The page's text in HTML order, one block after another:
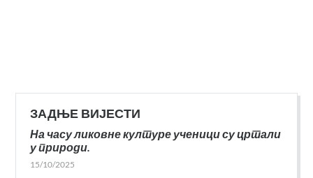
ЗАДЊЕ ВИЈЕСТИ
На часу ликовне културе ученици су цртали
у природи.
15/10/2025